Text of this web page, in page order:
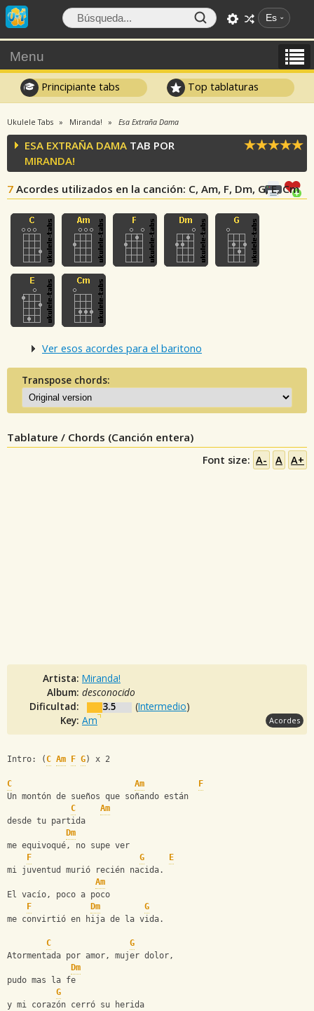
Es
Menu
Principiante tabs Top tablaturas
Ukulele Tabs Miranda! Esa Extraña Dama
ESA EXTRAÑA DAMA TAB POR
MIRANDA!
7 Acordes utilizados en la canción: C, Am, F, Dm, G, E, Cm
Ver esos acordes para el baritono
Transpose chords:
Tablature / Chords (Canción entera)
Font size: A- A A+
Artista: Miranda!
Album: desconocido
Dificultad:
3.5 (Intermedio)
Key: Am Acordes
Intro: ( C Am F G) x 2
C Am
F
Un montón de sueños que soñando están
C
Am
desde tu partida
Dm
me equivoqué, no supe ver
F
G
E
mi juventud murió recién nacida.
Am
El vacío, poco a poco
F
Dm
G
me convirtió en hija de la vida.
C
G
Atormentada por amor, mujer dolor,
Dm
pudo mas la fe
G
y mi corazón cerró su herida